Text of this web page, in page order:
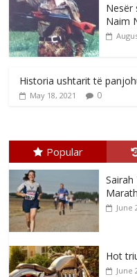
Nesër
Naim
Historia ushtarit të
May 18, 2021 0
Popular
June
Hot
June